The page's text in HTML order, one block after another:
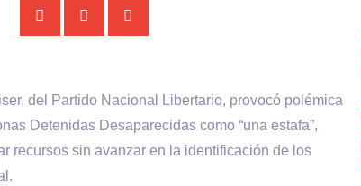
del Partido Nacional Libertario, provocó polémica
Detenidas Desaparecidas como “una estafa”,
recursos sin avanzar en la identificación de los